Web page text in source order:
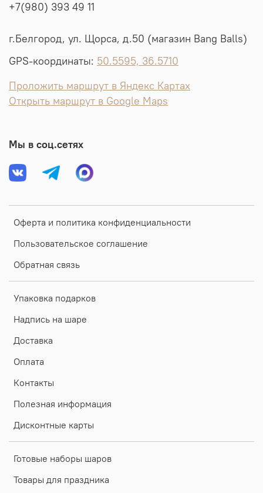
Оферта и политика конфиденциальности
Пользовательское соглашение
Обратная связь
Упаковка подарков
Надпись на шаре
Доставка
Оплата
Контакты
Полезная информация
Дисконтные карты
Готовые наборы шаров
Товары для праздника
+7(980) 393 49 11
г.Белгород, ул. Щорса, д.50 (магазин Bang Balls)
GPS-координаты: 50.5595, 36.5710
Проложить маршрут в Яндекс Картах
Открыть маршрут в Google Maps
Мы в соц.сетях